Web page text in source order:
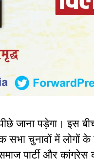
जाना पड़ेगा। इस
सभा चुनावों में लोगों
पार्टी और कांग्रेस